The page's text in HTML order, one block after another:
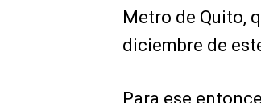
Metro de Quito,
diciembre de
Para ese